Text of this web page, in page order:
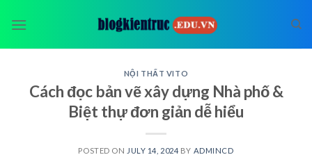
NỘI THẤT VITO
Cách đọc bản vẽ xây dựng Nhà phố &
Biệt thự đơn giản dễ hiểu
POSTED ON JULY 14, 2024 BY ADMINCD